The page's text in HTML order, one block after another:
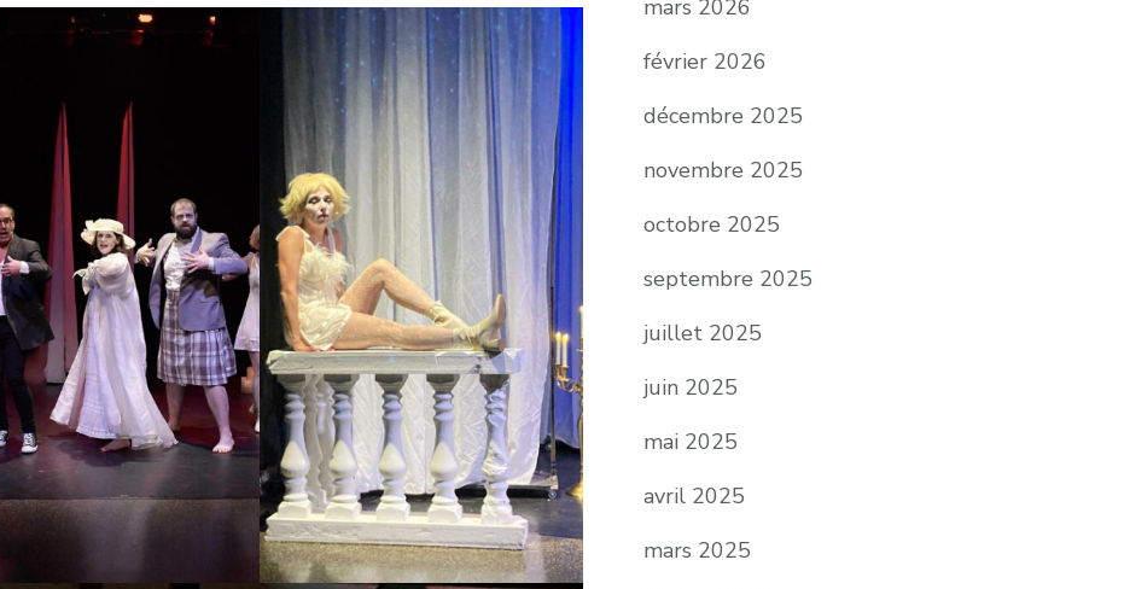
mars 2026
février 2026
décembre 2025
novembre 2025
octobre 2025
septembre 2025
juillet 2025
juin 2025
mai 2025
avril 2025
mars 2025